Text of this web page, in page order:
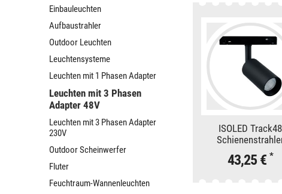
Einbauleuchten
Aufbaustrahler
Outdoor Leuchten
Leuchtensysteme
Leuchten mit 1 Phasen Adapter
Leuchten mit 3 Phasen
Adapter 48V
Leuchten mit 3 Phasen Adapter
230V
Outdoor Scheinwerfer
Fluter
Feuchtraum-Wannenleuchten
ISOLED Track48
schwarz, 16W, 30°,
DC, 3000K, CRI90
43,25 € *